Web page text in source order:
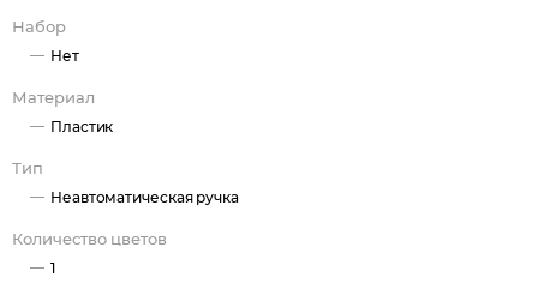
Набор
Нет
Материал
Пластик
Тип
Неавтоматическая ручка
Количество цветов
1